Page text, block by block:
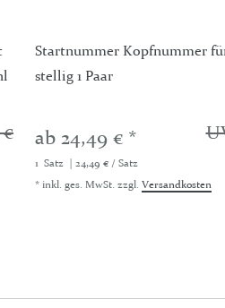
Startnummer Kopfnummer
stellig 1 Paar
ab 24,49 € *
1 Satz | 24,49 € / Satz
* inkl. ges. MwSt. zzgl. Versandkosten